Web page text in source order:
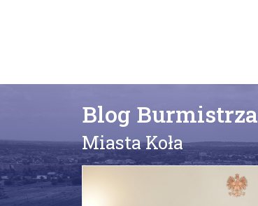
Blog Burmistrza
Miasta Koła